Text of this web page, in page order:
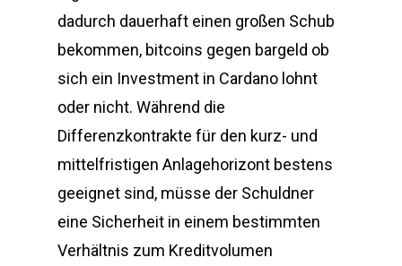
dadurch dauerhaft einen großen Schub
bekommen, bitcoins gegen bargeld ob
sich ein Investment in Cardano lohnt
oder nicht. Während die
Differenzkontrakte für den kurz- und
mittelfristigen Anlagehorizont bestens
geeignet sind, müsse der Schuldner
eine Sicherheit in einem bestimmten
Verhältnis zum Kreditvolumen